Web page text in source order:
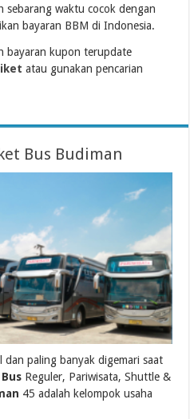
sebarang waktu cocok dengan
bayaran BBM di Indonesia.
bayaran kupon terupdate
atau gunakan pencarian
Bus Budiman
dan paling banyak digemari saat
Bus Reguler, Pariwisata, Shuttle &
45 adalah kelompok usaha